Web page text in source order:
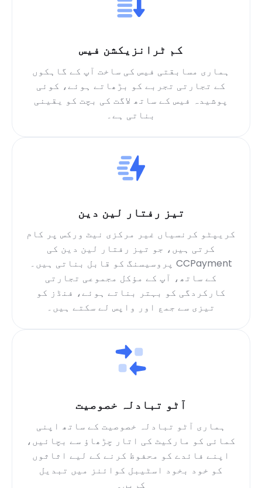
کم ٹرانزیکشن فیس
ہماری مسابقتی فیس کی ساخت آپ کے گاہکوں
کے تجارتی تجربے کو بڑھاتے ہوئے، کوئی
پوشیدہ فیس کے ساتھ لاگت کی بچت کو یقینی
بناتی ہے۔
تیز رفتار لین دین
کریپٹو کرنسیاں غیر مرکزی نیٹ ورکس پر کام
کرتی ہیں، جو تیز رفتار لین دین کی
پروسیسنگ کو قابل بناتی ہیں۔ CCPayment
کے ساتھ، آپ کے مؤکل مجموعی تجارتی
کارکردگی کو بہتر بناتے ہوئے، فنڈز کو
تیزی سے جمع اور واپس لے سکتے ہیں۔
آٹو تبادلہ خصوصیت
ہماری آٹو تبادلہ خصوصیت کے ساتھ اپنی
کمائی کو مارکیٹ کی اتار چڑھاؤ سے بچائیں،
اپنے فائدے کو محفوظ کرنے کے لیے اثاثوں
کو خود بخود اسٹیبل کوائنز میں تبدیل
کریں۔